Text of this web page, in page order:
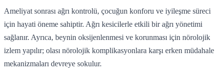
Ameliyat sonrası ağrı kontrolü, çocuğun konforu ve iyileşme süreci
için hayati öneme sahiptir. Ağrı kesicilerle etkili bir ağrı yönetimi
sağlanır. Ayrıca, beynin oksijenlenmesi ve korunması için nörolojik
izlem yapılır; olası nörolojik komplikasyonlara karşı erken müdahale
mekanizmaları devreye sokulur.